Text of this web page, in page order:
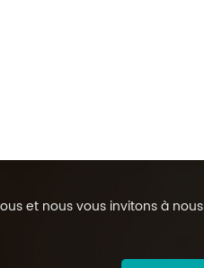
et nous vous invitons à nous